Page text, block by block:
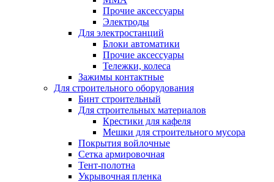
Прочие аксессуары
Электроды
Для электростанций
Блоки автоматики
Прочие аксессуары
Тележки, колеса
Зажимы контактные
Для строительного оборудования
Бинт строительный
Для строительных материалов
Крестики для кафеля
Мешки для строительного мусора
Покрытия войлочные
Сетка армировочная
Тент-полотна
Укрывочная пленка